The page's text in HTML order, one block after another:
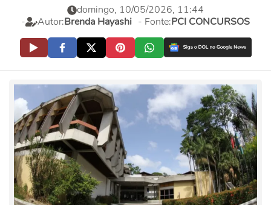
domingo, 10/05/2026, 11:44
-
Autor:Brenda Hayashi - Fonte:PCI CONCURSOS